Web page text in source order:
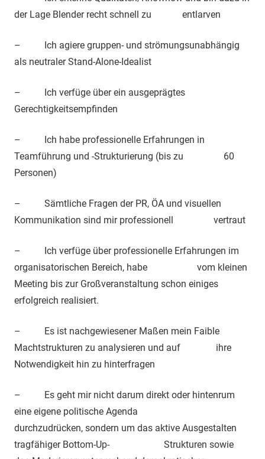
der Lage Blender recht schnell zu entlarven
– Ich agiere gruppen- und strömungsunabhängig
als neutraler Stand-Alone-Idealist
– Ich verfüge über ein ausgeprägtes
Gerechtigkeitsempfinden
– Ich habe professionelle Erfahrungen in
Teamführung und -Strukturierung (bis zu 60
Personen)
– Sämtliche Fragen der PR, ÖA und visuellen
Kommunikation sind mir professionell vertraut
– Ich verfüge über professionelle Erfahrungen im
organisatorischen Bereich, habe vom kleinen
Meeting bis zur Großveranstaltung schon einiges
erfolgreich realisiert.
– Es ist nachgewiesener Maßen mein Faible
Machtstrukturen zu analysieren und auf ihre
Notwendigkeit hin zu hinterfragen
– Es geht mir nicht darum direkt oder hintenrum
eine eigene politische Agenda
durchzudrücken, sondern um das aktive Ausgestalten
tragfähiger Bottom-Up- Strukturen sowie